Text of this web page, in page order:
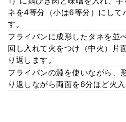
ネを4等分（小は6等分）にして
す。
フライパンに成形したタネを並
回し入れて火をつけ（中火）片
り返します。
フライパンの淵を使いながら、
り返しながら両面を6分ほど火